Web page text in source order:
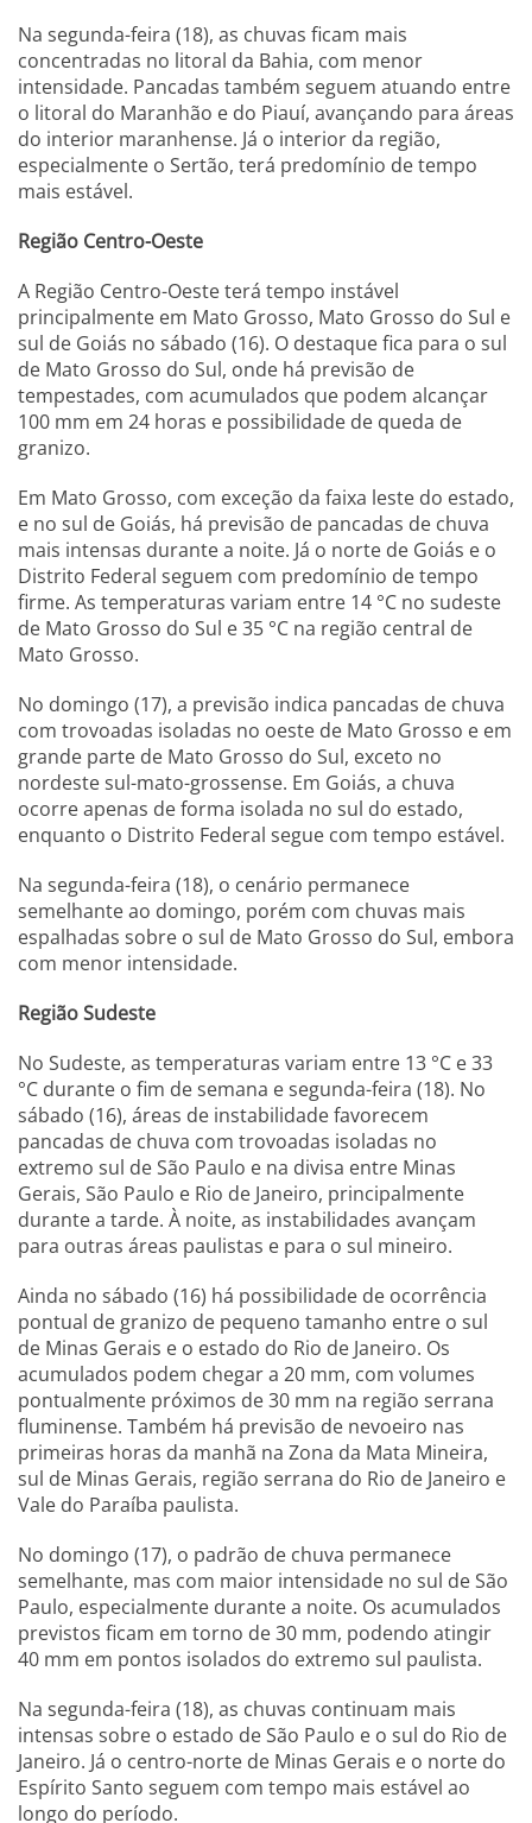
Na segunda-feira (18), as chuvas ficam mais
concentradas no litoral da Bahia, com menor
intensidade. Pancadas também seguem atuando entre
o litoral do Maranhão e do Piauí, avançando para áreas
do interior maranhense. Já o interior da região,
especialmente o Sertão, terá predomínio de tempo
mais estável.
Região Centro-Oeste
A Região Centro-Oeste terá tempo instável
principalmente em Mato Grosso, Mato Grosso do Sul e
sul de Goiás no sábado (16). O destaque fica para o sul
de Mato Grosso do Sul, onde há previsão de
tempestades, com acumulados que podem alcançar
100 mm em 24 horas e possibilidade de queda de
granizo.
Em Mato Grosso, com exceção da faixa leste do estado,
e no sul de Goiás, há previsão de pancadas de chuva
mais intensas durante a noite. Já o norte de Goiás e o
Distrito Federal seguem com predomínio de tempo
firme. As temperaturas variam entre 14 °C no sudeste
de Mato Grosso do Sul e 35 °C na região central de
Mato Grosso.
No domingo (17), a previsão indica pancadas de chuva
com trovoadas isoladas no oeste de Mato Grosso e em
grande parte de Mato Grosso do Sul, exceto no
nordeste sul-mato-grossense. Em Goiás, a chuva
ocorre apenas de forma isolada no sul do estado,
enquanto o Distrito Federal segue com tempo estável.
Na segunda-feira (18), o cenário permanece
semelhante ao domingo, porém com chuvas mais
espalhadas sobre o sul de Mato Grosso do Sul, embora
com menor intensidade.
Região Sudeste
No Sudeste, as temperaturas variam entre 13 °C e 33
°C durante o fim de semana e segunda-feira (18). No
sábado (16), áreas de instabilidade favorecem
pancadas de chuva com trovoadas isoladas no
extremo sul de São Paulo e na divisa entre Minas
Gerais, São Paulo e Rio de Janeiro, principalmente
durante a tarde. À noite, as instabilidades avançam
para outras áreas paulistas e para o sul mineiro.
Ainda no sábado (16) há possibilidade de ocorrência
pontual de granizo de pequeno tamanho entre o sul
de Minas Gerais e o estado do Rio de Janeiro. Os
acumulados podem chegar a 20 mm, com volumes
pontualmente próximos de 30 mm na região serrana
fluminense. Também há previsão de nevoeiro nas
primeiras horas da manhã na Zona da Mata Mineira,
sul de Minas Gerais, região serrana do Rio de Janeiro e
Vale do Paraíba paulista.
No domingo (17), o padrão de chuva permanece
semelhante, mas com maior intensidade no sul de São
Paulo, especialmente durante a noite. Os acumulados
previstos ficam em torno de 30 mm, podendo atingir
40 mm em pontos isolados do extremo sul paulista.
Na segunda-feira (18), as chuvas continuam mais
intensas sobre o estado de São Paulo e o sul do Rio de
Janeiro. Já o centro-norte de Minas Gerais e o norte do
Espírito Santo seguem com tempo mais estável ao
longo do período.